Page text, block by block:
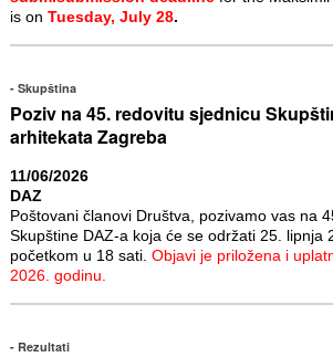
is on Tuesday, July 28.
Skupština
Poziv na 45. redovitu sjednicu
arhitekata Zagreba
11/06/2026
DAZ
Poštovani članovi Društva, pozivamo vas na
Skupštine DAZ-a koja će se održati 25. lipnja
početkom u 18 sati. Objavi je priložena i
2026. godinu.
Rezultati